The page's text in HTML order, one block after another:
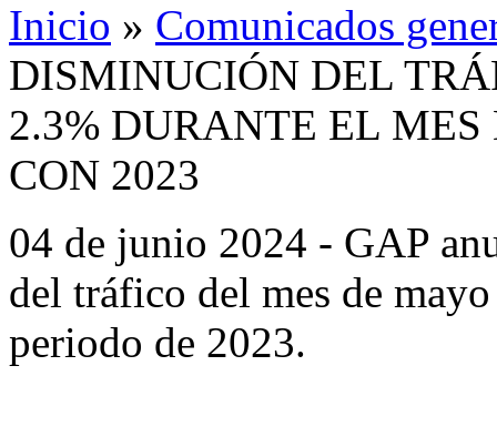
Inicio » Comunicados
DISMINUCIÓN DEL
2.3% DURANTE EL
CON 2023
04 de junio 2024 - GAP
del tráfico del mes de
periodo de 2023.